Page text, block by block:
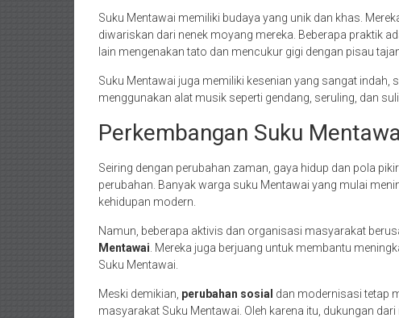
Suku Mentawai memiliki budaya yang unik dan khas.
diwariskan dari nenek moyang mereka. Beberapa praktik
lain mengenakan tato dan mencukur gigi dengan pisau
Suku Mentawai juga memiliki kesenian yang sangat indah,
menggunakan alat musik seperti gendang, seruling, dan
Perkembangan Suku
Seiring dengan perubahan zaman, gaya hidup dan pola
perubahan. Banyak warga suku Mentawai yang mulai
kehidupan modern.
Namun, beberapa aktivis dan organisasi masyarakat
Mentawai . Mereka juga berjuang untuk membantu
Suku Mentawai.
Meski demikian, perubahan sosial dan modernisasi tetap
masyarakat Suku Mentawai. Oleh karena itu, dukungan